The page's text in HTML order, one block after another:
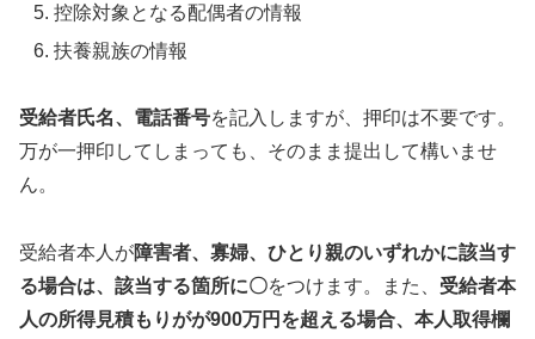
控除対象となる配偶者の情報
扶養親族の情報
受給者氏名、電話番号を記入しますが、押印は不要です。
万が一押印してしまっても、そのまま提出して構いませ
ん。
受給者本人が障害者、寡婦、ひとり親のいずれかに該当す
る場合は、該当する箇所に〇をつけます。また、 受給者本
人の所得見積もりがが900万円を超える場合、本人取得欄